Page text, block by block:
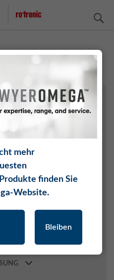
Feuchte
mehr
finden Sie
Website.
Bleiben